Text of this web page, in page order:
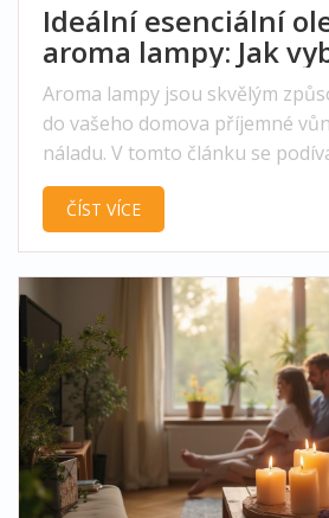
Ideální esenciální
aroma lampy: Jak
použít
Aroma lampy jsou skvělým
do vašeho domova příjemné
náladu. V tomto článku se
oleje, které jsou vhodné pro
lampách, a také na to, jak je
týkajících se použití různých
ČÍST VÍCE